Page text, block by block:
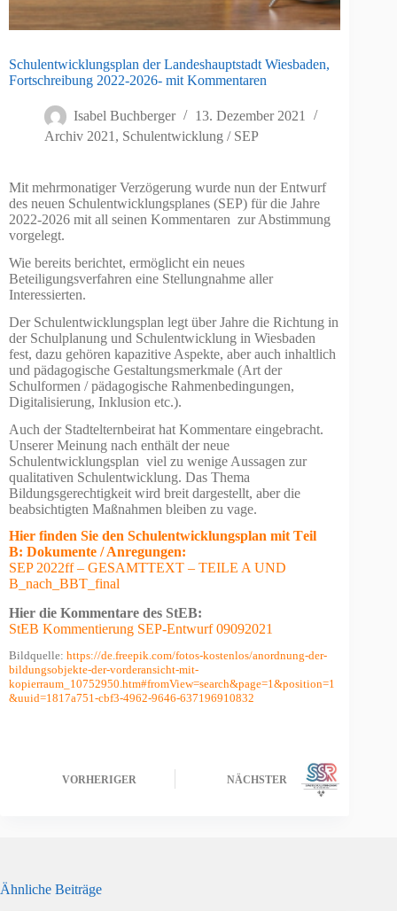
Schulentwicklungsplan der Landeshauptstadt Wiesbaden,
Fortschreibung 2022-2026- mit Kommentaren
Isabel Buchberger
13. Dezember 2021
Archiv 2021 , Schulentwicklung / SEP
Mit mehrmonatiger Verzögerung wurde nun der Entwurf
des neuen Schulentwicklungsplanes (SEP) für die Jahre
2022-2026 mit all seinen Kommentaren zur Abstimmung
vorgelegt.
Wie bereits berichtet, ermöglicht ein neues
Beteiligungsverfahren eine Stellungnahme aller
Interessierten.
Der Schulentwicklungsplan legt über Jahre die Richtung in
der Schulplanung und Schulentwicklung in Wiesbaden
fest, dazu gehören kapazitive Aspekte, aber auch inhaltlich
und pädagogische Gestaltungsmerkmale (Art der
Schulformen / pädagogische Rahmenbedingungen,
Digitalisierung, Inklusion etc.).
Auch der Stadtelternbeirat hat Kommentare eingebracht.
Unserer Meinung nach enthält der neue
Schulentwicklungsplan viel zu wenige Aussagen zur
qualitativen Schulentwicklung. Das Thema
Bildungsgerechtigkeit wird breit dargestellt, aber die
beabsichtigten Maßnahmen bleiben zu vage.
Hier finden Sie den Schulentwicklungsplan mit Teil
B: Dokumente / Anregungen:
SEP 2022ff – GESAMTTEXT – TEILE A UND
B_nach_BBT_final
Hier die Kommentare des StEB:
StEB Kommentierung SEP-Entwurf 09092021
Bildquelle: https://de.freepik.com/fotos-kostenlos/anordnung-der-
bildungsobjekte-der-vorderansicht-mit-
kopierraum_10752950.htm#fromView=search&page=1&position=1
&uuid=1817a751-cbf3-4962-9646-637196910832
VORHERIGER NÄCHSTER
Ähnliche Beiträge